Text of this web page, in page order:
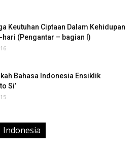
Keutuhan Ciptaan Dalam Kehidupan
(Pengantar – bagian I)
Bahasa Indonesia Ensiklik
Si’
Indonesia